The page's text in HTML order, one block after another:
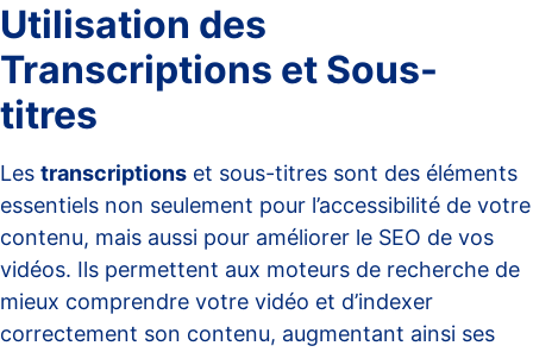
Utilisation des
Transcriptions et Sous-
titres
Les transcriptions et sous-titres sont des éléments
essentiels non seulement pour l’accessibilité de votre
contenu, mais aussi pour améliorer le SEO de vos
vidéos. Ils permettent aux moteurs de recherche de
mieux comprendre votre vidéo et d’indexer
correctement son contenu, augmentant ainsi ses